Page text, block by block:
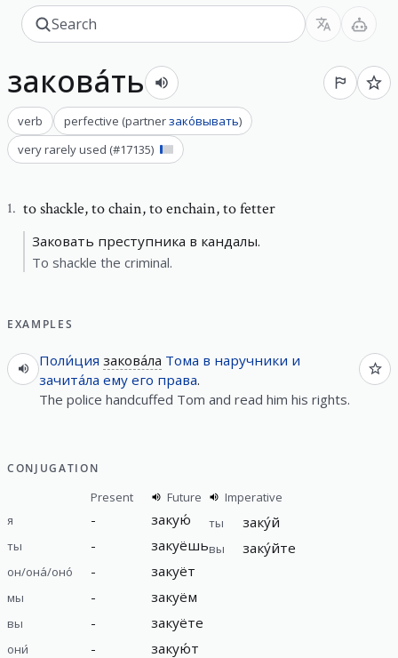
закова́ть
verb perfective (partnerзако́вывать)
very rarely used (#17135)
1. to shackle,to chain, to enchain, to fetter
Заковать преступника в кандалы.
To shackle the criminal.
EXAMPLES
Поли́ция закова́ла Тома в наручники и
зачита́ла ему его права.
The police handcuffed Tom and read him his rights.
CONJUGATION
Present
Future
я
- закую́
ты - закуёшь
он/она́/оно́ - закуёт
мы - закуём
вы - закуёте
они́ - закую́т
Imperative
ты
заку́й
вы заку́йте